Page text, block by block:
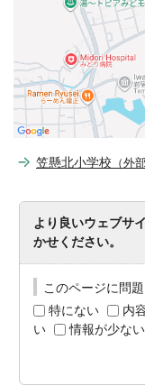
笠懸北小学校 （外
より良いウェブサ
かせください。
このページに問
特にない
内
い
情報が少ない